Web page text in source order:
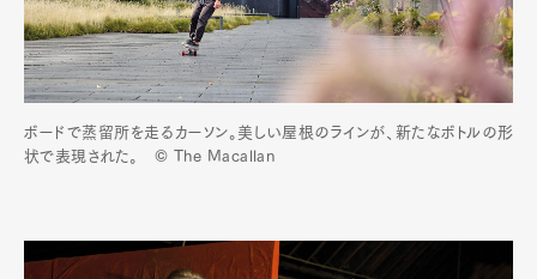
ボードで蒸留所を走るカーソン。美しい屋根のラインが、新たなボトルの形
状で表現された。 © The Macallan